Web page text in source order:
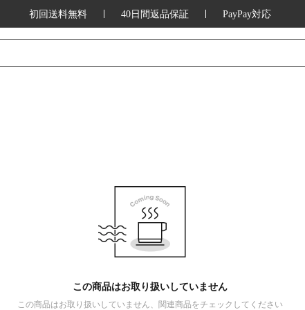
初回送料無料 40日間返品保証 PayPay対応
この商品はお取り扱いしていません
この商品はお取り扱いしていません、関連商品をチェックしてください